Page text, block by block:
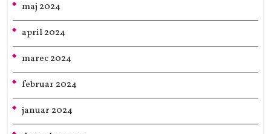
maj 2024
april 2024
marec 2024
februar 2024
januar 2024